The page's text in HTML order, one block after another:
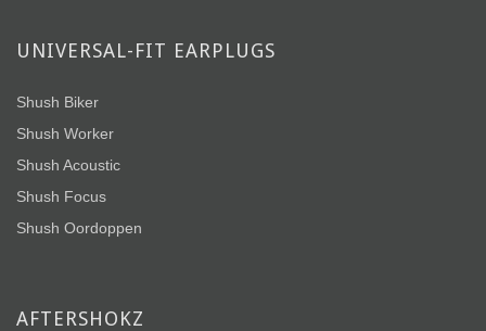
UNIVERSAL-FIT EARPLUGS
Shush Biker
Shush Worker
Shush Acoustic
Shush Focus
Shush Oordoppen
AFTERSHOKZ